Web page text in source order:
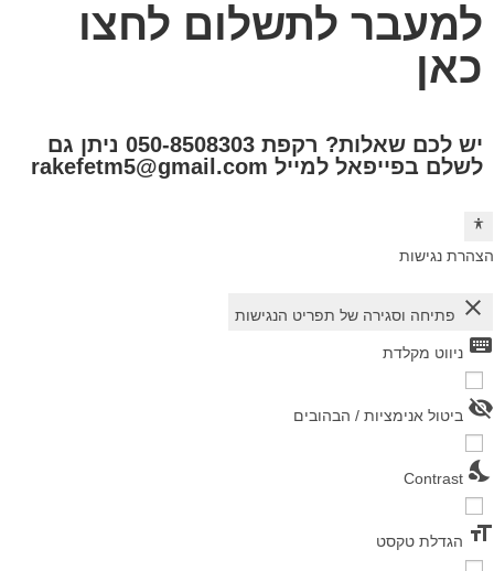
למעבר לתשלום לחצו
כאן
יש לכם שאלות? רקפת 050-8508303 ניתן גם
לשלם בפייפאל למייל rakefetm5@gmail.com
הצהרת נגישות
close פתיחה וסגירה של תפריט הנגישות
keyboard ניווט מקלדת
visibility_off ביטול אנימציות / הבהובים
nights_stay
Contrast
format_size הגדלת טקסט